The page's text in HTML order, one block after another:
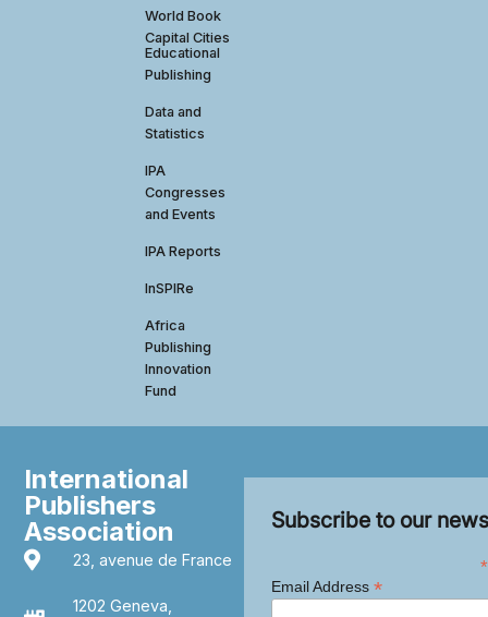
World Book
Capital Cities
Educational
Publishing
Data and
Statistics
IPA
Congresses
and Events
IPA Reports
InSPIRe
Africa
Publishing
Innovation
Fund
International
Publishers
Association
23, avenue de France
1202 Geneva,
Subscribe to our
*
Email Address *